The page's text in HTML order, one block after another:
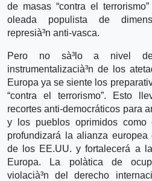
de masas “contra el
oleada populista de
represià³n anti-vasca.
Pero no sà³lo a nivel
instrumentalizacià³n de los
Europa ya se siente los
“contra el terrorismo”. Esto
recortes anti-democráticos para
y los pueblos oprimidos
profundizará la alianza
de los EE.UU. y fortalecerá a
Europa. La polà­tica de
violacià³n del derecho